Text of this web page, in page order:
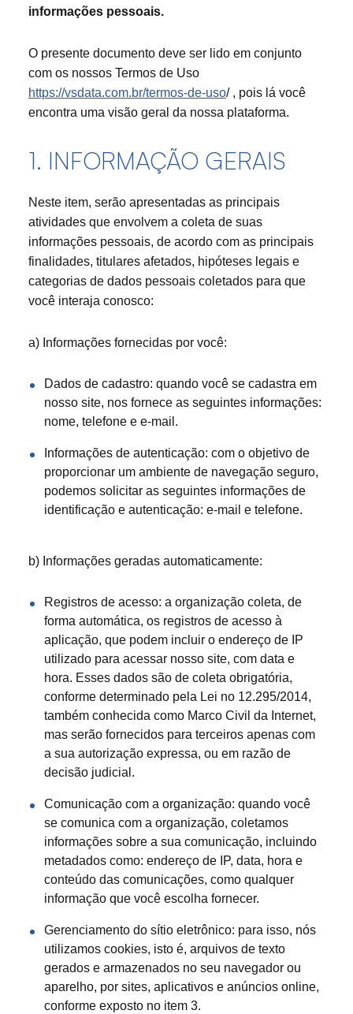
informações pessoais.
O presente documento deve ser lido em conjunto
com os nossos Termos de Uso
https://vsdata.com.br/termos-de-uso/ , pois lá você
encontra uma visão geral da nossa plataforma.
1. INFORMAÇÃO GERAIS
Neste item, serão apresentadas as principais
atividades que envolvem a coleta de suas
informações pessoais, de acordo com as principais
finalidades, titulares afetados, hipóteses legais e
categorias de dados pessoais coletados para que
você interaja conosco:
a) Informações fornecidas por você:
Dados de cadastro: quando você se cadastra em
nosso site, nos fornece as seguintes informações:
nome, telefone e e-mail.
Informações de autenticação: com o objetivo de
proporcionar um ambiente de navegação seguro,
podemos solicitar as seguintes informações de
identificação e autenticação: e-mail e telefone.
b) Informações geradas automaticamente:
Registros de acesso: a organização coleta, de
forma automática, os registros de acesso à
aplicação, que podem incluir o endereço de IP
utilizado para acessar nosso site, com data e
hora. Esses dados são de coleta obrigatória,
conforme determinado pela Lei no 12.295/2014,
também conhecida como Marco Civil da Internet,
mas serão fornecidos para terceiros apenas com
a sua autorização expressa, ou em razão de
decisão judicial.
Comunicação com a organização: quando você
se comunica com a organização, coletamos
informações sobre a sua comunicação, incluindo
metadados como: endereço de IP, data, hora e
conteúdo das comunicações, como qualquer
informação que você escolha fornecer.
Gerenciamento do sítio eletrônico: para isso, nós
utilizamos cookies, isto é, arquivos de texto
gerados e armazenados no seu navegador ou
aparelho, por sites, aplicativos e anúncios online,
conforme exposto no item 3.